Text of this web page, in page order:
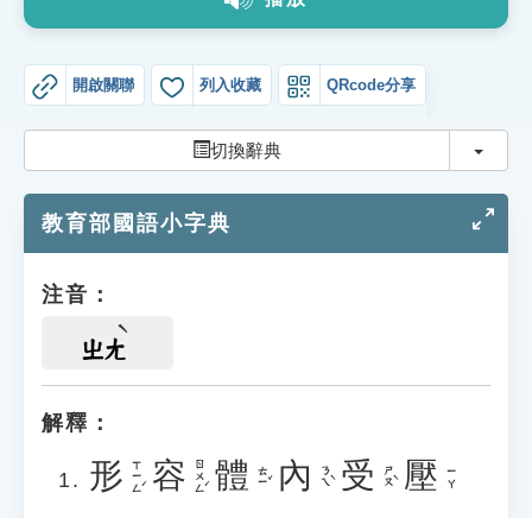
教學應用
貓頭鷹博士
開啟關聯 列入收藏 QRcode分享
切換辭典 切換
教育部國語小字典
注音：
ㄓㄤ
解釋：
形 ㄒㄧㄥˊ 容 ㄖㄨㄥˊ 體 ㄊㄧˇ 內 ㄋㄟˋ 受 ㄕㄡˋ 壓 ㄧㄚ